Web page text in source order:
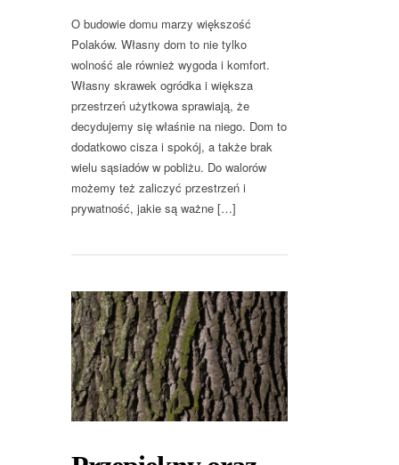
O budowie domu marzy większość
Polaków. Własny dom to nie tylko
wolność ale również wygoda i komfort.
Własny skrawek ogródka i większa
przestrzeń użytkowa sprawiają, że
decydujemy się właśnie na niego. Dom to
dodatkowo cisza i spokój, a także brak
wielu sąsiadów w pobliżu. Do walorów
możemy też zaliczyć przestrzeń i
prywatność, jakie są ważne […]